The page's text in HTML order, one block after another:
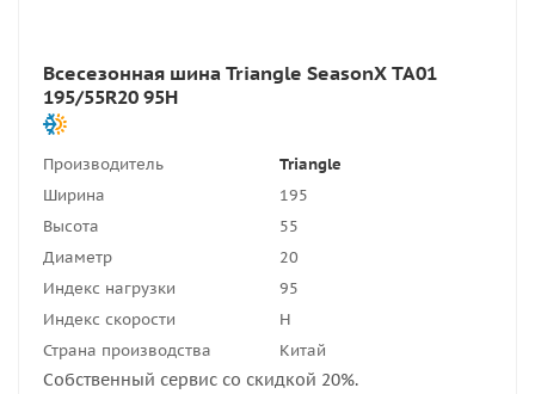
Всесезонная шина Triangle SeasonX TA01
195/55R20 95H
Производитель
Triangle
Ширина
195
Высота
55
Диаметр
20
Индекс нагрузки
95
Индекс скорости
H
Страна производства
Китай
Собственный сервис со скидкой 20%.